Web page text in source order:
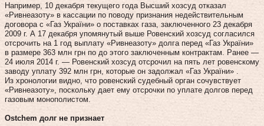
Например, 10 декабря текущего года Высший хозсуд отказал
«Ривнеазоту» в кассации по поводу признания недействительным
договора с «Газ України» о поставках газа, заключенного 23 декабря
2009 г. А 17 декабря упомянутый выше Ровенский хозсуд согласился
отсрочить на 1 год выплату «Ривнеазоту» долга перед «Газ України»
в размере 363 млн грн по до этого заключенным контрактам. Ранее —
24 июля 2014 г. — Ровенский хозсуд отсрочил на пять лет ровенскому
заводу уплату 392 млн грн, которые он задолжал «Газ України» .
Из хронологии видно, что ровенский судебный орган сочувствует
«Ривнеазоту», поскольку дает ему отсрочки по уплате долгов перед
газовым монополистом.
Ostchem долг не признает